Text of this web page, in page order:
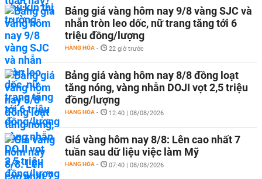
Bảng giá vàng hôm nay 9/8 vàng SJC và
nhẫn tròn leo dốc, nữ trang tăng tới 6
triệu đồng/lượng
HÀNG HÓA - 22 giờ trước
Bảng giá vàng hôm nay 8/8 đồng loạt
tăng nóng, vàng nhẫn DOJI vọt 2,5 triệu
đồng/lượng
HÀNG HÓA - 12:40 | 08/08/2026
Giá vàng hôm nay 8/8: Lên cao nhất 7
tuần sau dữ liệu việc làm Mỹ
HÀNG HÓA - 07:40 | 08/08/2026